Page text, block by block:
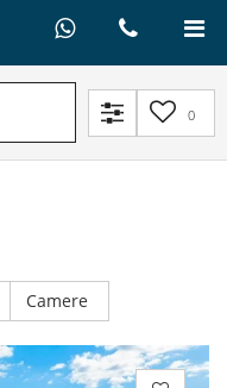
0
Camere